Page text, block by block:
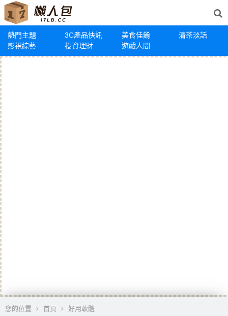
熱門主題 3C產品快訊 美食佳餚
清茶淡話
影視綜藝
投資理財 遊戲人間
您的位置 首頁 好用軟體